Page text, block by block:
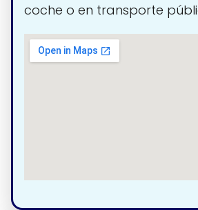
coche o en transporte